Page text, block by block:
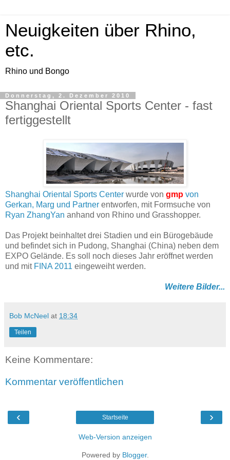
Neuigkeiten über Rhino,
etc.
Rhino und Bongo
Donnerstag, 2. Dezember 2010
Shanghai Oriental Sports Center - fast
fertiggestellt
Shanghai Oriental Sports Center wurde von gmp von
Gerkan, Marg und Partner entworfen, mit Formsuche von
Ryan ZhangYan anhand von Rhino und Grasshopper.
Das Projekt beinhaltet drei Stadien und ein Bürogebäude
und befindet sich in Pudong, Shanghai (China) neben dem
EXPO Gelände. Es soll noch dieses Jahr eröffnet werden
und mit FINA 2011 eingeweiht werden.
Weitere Bilder...
Bob McNeel at 18:34
Teilen
Keine Kommentare:
Kommentar veröffentlichen
‹ ›
Startseite
Web-Version anzeigen
Powered by Blogger.